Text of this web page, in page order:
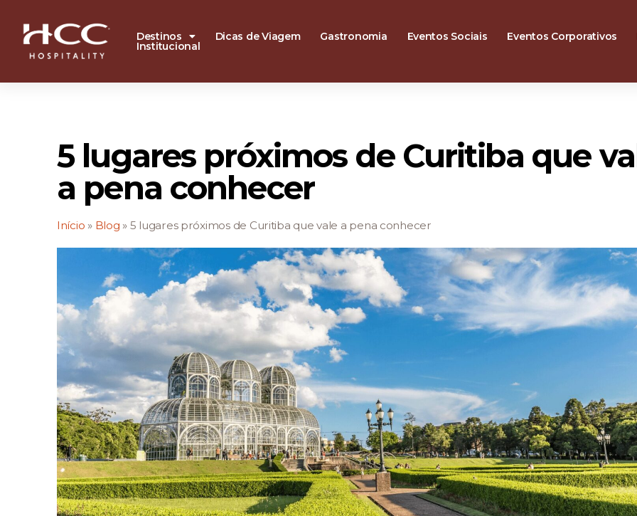
Destinos Dicas de Viagem Gastronomia Eventos Sociais Eventos Corporativos
Institucional
5 lugares próximos de Curitiba que
a pena conhecer
Início » Blog » 5 lugares próximos de Curitiba que vale a pena conhecer